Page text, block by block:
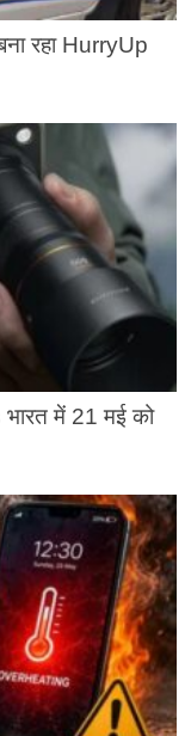
रहा HurryUp
में 21 मई को